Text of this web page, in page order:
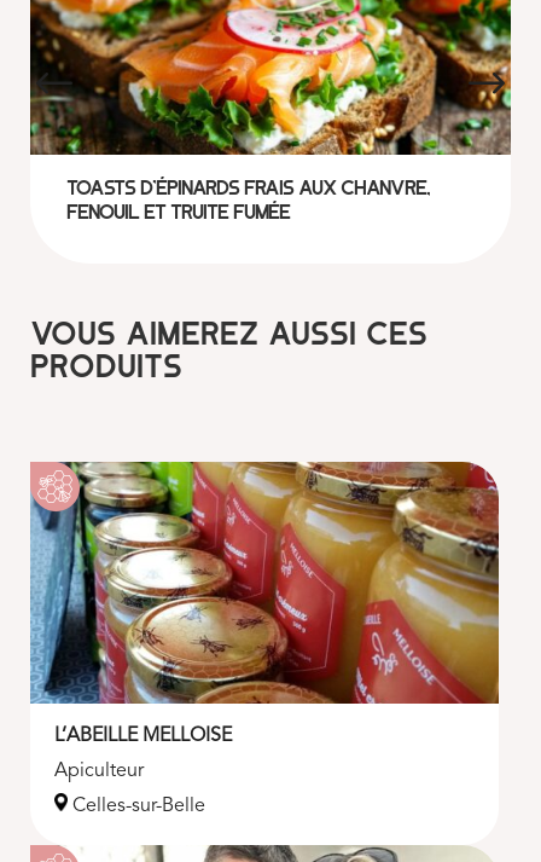
Toasts d’épinards frais aux chanvre,
fenouil et truite fumée
VOUS AIMEREZ AUSSI CES
PRODUITS
L’ABEILLE MELLOISE
Apiculteur
Celles-sur-Belle